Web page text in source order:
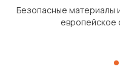
Безопасные материалы
европейское